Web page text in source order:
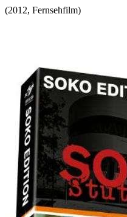
(2012, Fernsehfilm)